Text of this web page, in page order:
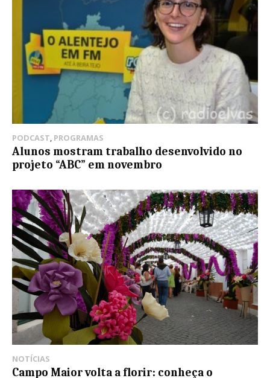
PODCAST, PROGRAMAS
Alunos mostram trabalho desenvolvido no
projeto “ABC” em novembro
NOTÍCIAS
Campo Maior volta a florir: conheça o